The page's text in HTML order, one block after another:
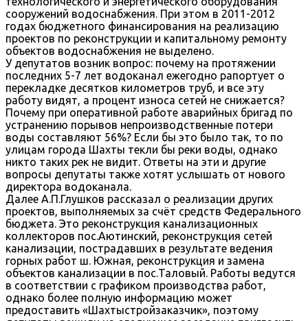
сооружений водоснабжения. При этом в 2011-2012
годах бюджетного финансирования на реализацию
проектов по реконструкции и капитальному ремонту
объектов водоснабжения не выделено.
У депутатов возник вопрос: почему на протяжении
последних 5-7 лет водоканал ежегодно рапортует о
перекладке десятков километров труб, и все эту
работу видят, а процент износа сетей не снижается?
Почему при оперативной работе аварийных бригад по
устранению порывов непроизводственные потери
воды составляют 56%? Если бы это было так, то по
улицам города Шахты текли бы реки воды, однако
никто таких рек не видит. Ответы на эти и другие
вопросы депутаты также хотят услышать от нового
директора водоканала.
Далее А.П.Глушков рассказал о реализации других
проектов, выполняемых за счёт средств Федерального
бюджета. Это реконструкция канализационных
коллекторов пос.Аютинский, реконструкция сетей
канализации, пострадавших в результате ведения
горных работ ш. Южная, реконструкция и замена
объектов канализации в пос.Таловый. Работы ведутся
в соответствии с графиком производства работ,
однако более полную информацию может
предоставить «Шахтыстройзаказчик», поэтому